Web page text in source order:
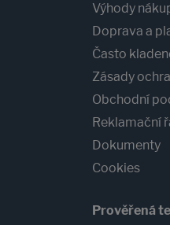
Výhody
Doprava a
Často
Zásady
Obchodní
Reklamační
Dokumenty
Cookies
Prověřená